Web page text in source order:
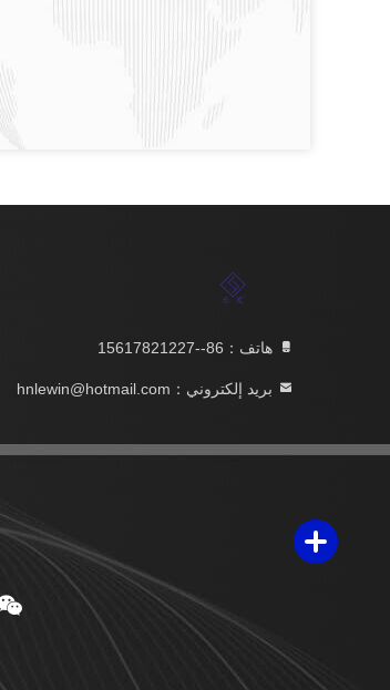
هاتف：86--15617821227
بريد إلكتروني：hnlewin@hotmail.com